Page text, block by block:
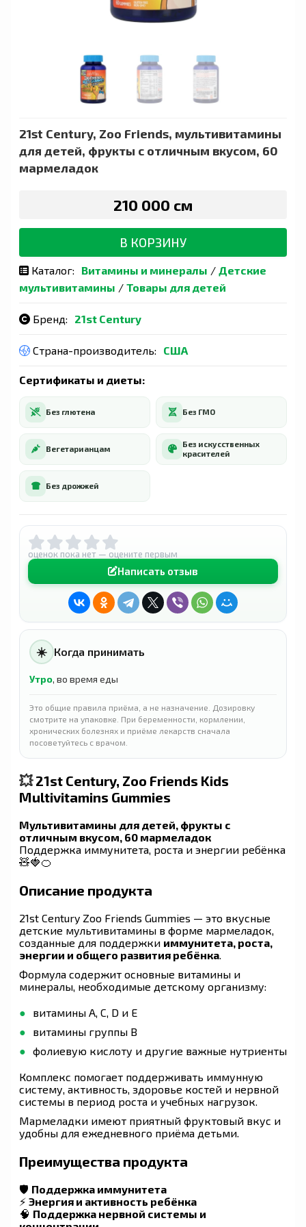
21st Century, Zoo Friends, мультивитамины
для детей, фрукты с отличным вкусом, 60
мармеладок
210 000 сӯм
В КОРЗИНУ
Каталог: Витамины и минералы / Детские
мультивитамины / Товары для детей
Бренд: 21st Century
Страна-производитель: США
Сертификаты и диеты:
Без глютена Без ГМО
Вегетарианцам
Без искусственных
красителей
Без дрожжей
оценок пока нет — оцените первым
Написать отзыв
☀️ Когда принимать
Утро, во время еды
Это общие правила приёма, а не назначение. Дозировку
смотрите на упаковке. При беременности, кормлении,
хронических болезнях и приёме лекарств сначала
посоветуйтесь с врачом.
💥21st Century, Zoo Friends Kids
Multivitamins Gummies
Мультивитамины для детей, фрукты с
отличным вкусом, 60 мармеладок
Поддержка иммунитета, роста и энергии ребёнка
🧸🍓🍊
Описание продукта
21st Century Zoo Friends Gummies — это вкусные
детские мультивитамины в форме мармеладок,
созданные для поддержки иммунитета, роста,
энергии и общего развития ребёнка
Формула содержит основные витамины и
минералы, необходимые детскому организму:
витамины A, C, D и E
витамины группы B
фолиевую кислоту и другие важные нутриенты
Комплекс помогает поддерживать иммунную
систему, активность, здоровье костей и нервной
системы в период роста и учебных нагрузок.
Мармеладки имеют приятный фруктовый вкус и
удобны для ежедневного приёма детьми.
Преимущества продукта
🛡 Поддержка иммунитета
⚡ Энергия и активность ребёнка
🧠 Поддержка нервной системы и